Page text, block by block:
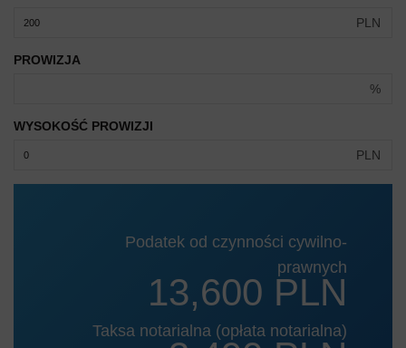
PLN
PROWIZJA
%
WYSOKOŚĆ PROWIZJI
PLN
Podatek od czynności cywilno-
prawnych
13,600 PLN
Taksa notarialna (opłata notarialna)